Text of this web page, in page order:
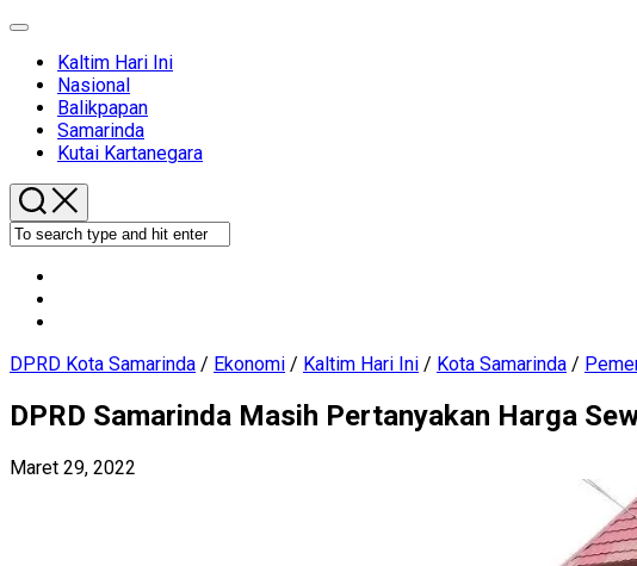
Expand
Current
Page
Parent
Kaltim Hari Ini
Nasional
Balikpapan
Current
Page
Samarinda
Kutai Kartanegara
DPRD Kota Samarinda / Ekonomi / Kaltim Hari Ini / Kota Samarinda /
DPRD Samarinda Masih Pertanyakan Harga
Maret 29, 2022